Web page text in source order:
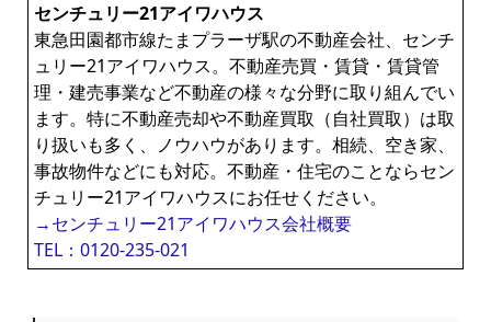
センチュリー21アイワハウス
東急田園都市線たまプラーザ駅の不動産会社、センチ
ュリー21アイワハウス。不動産売買・賃貸・賃貸管
理・建売事業など不動産の様々な分野に取り組んでい
ます。特に不動産売却や不動産買取（自社買取）は取
り扱いも多く、ノウハウがあります。相続、空き家、
事故物件などにも対応。不動産・住宅のことならセン
チュリー21アイワハウスにお任せください。
→センチュリー21アイワハウス会社概要
TEL：0120-235-021